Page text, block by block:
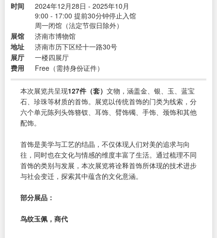
时间
2024年12月28日 - 2025年10月
9:00 - 17:00 提前30分钟停止入馆
周一闭馆（法定节假日除外）
展馆
济南市博物馆
地址
济南市历下区经十一路30号
展厅
一楼四展厅
费用
Free（需持身份证件）
本次展览共呈现127件（套） 文物，涵盖金、银、玉、蓝宝
石、珍珠等材质的首饰。展览以传统首饰的门类为线索，分
六个单元陈列头饰簪钗、耳饰、臂饰镯、手饰、颈饰和其他
配饰。
首饰是美学与工艺的结晶，不仅体现人们对美的追求与向
往，同时也在文化与情感的维度丰富了生活。通过梳理不同
首饰的类别与发展，本次展览将诠释首饰所体现的技术进步
与社会变迁，探索其中蕴含的文化意涵。
部分展品：
鸟纹玉佩，商代